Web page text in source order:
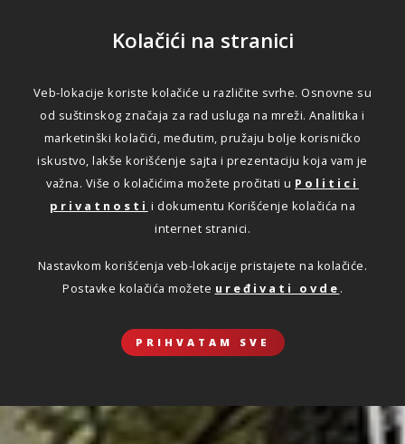
Kolačići na stranici
Veb-lokacije koriste kolačiće u različite svrhe. Osnovne su
od suštinskog značaja za rad usluga na mreži. Analitika i
marketinški kolačići, međutim, pružaju bolje korisničko
iskustvo, lakše korišćenje sajta i prezentaciju koja vam je
važna. Više o kolačićima možete pročitati u Politici
privatnosti i dokumentu Korišćenje kolačića na
internet stranici.
Nastavkom korišćenja veb-lokacije pristajete na kolačiće.
Postavke kolačića možete uređivati ovde .
PRIHVATAM SVE